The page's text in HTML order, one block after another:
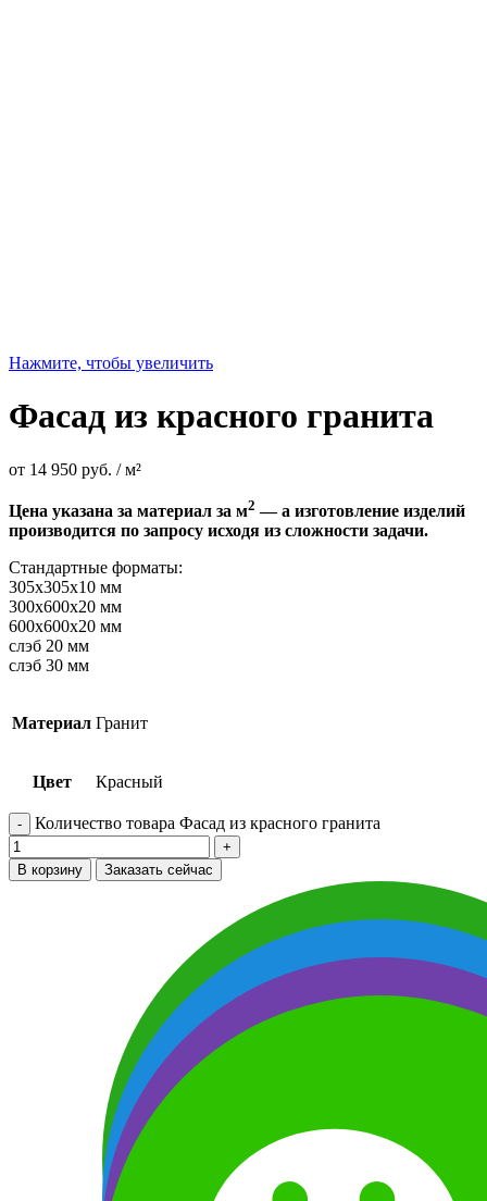
Нажмите, чтобы увеличить
Фасад из красного гранита
от 14 950 руб. / м²
Цена указана за материал за м2 — а изготовление изделий
производится по запросу исходя из сложности задачи.
Стандартные форматы:
305х305х10 мм
300х600х20 мм
600х600х20 мм
слэб 20 мм
слэб 30 мм
Материал Гранит
Цвет Красный
Количество товара Фасад из красного гранита
В корзину Заказать сейчас